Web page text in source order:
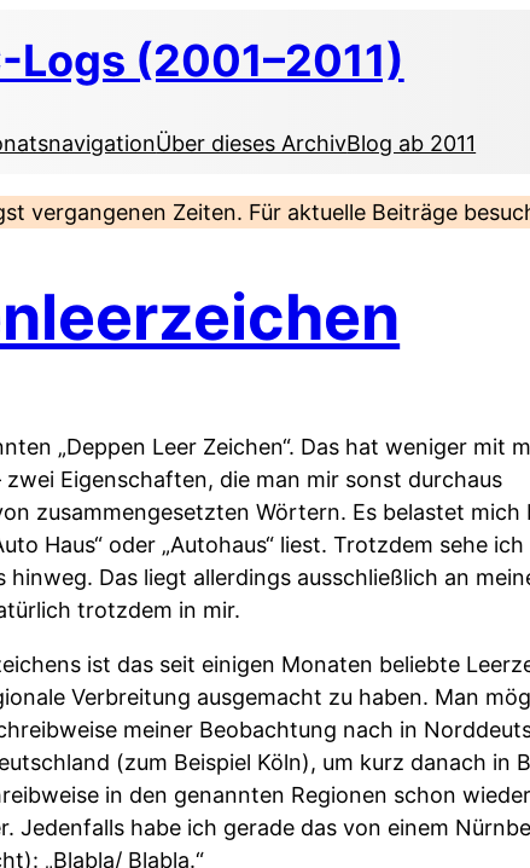
(2001–2011)
Über dieses ArchivBlog ab 2011
vergangenen Zeiten. Für aktuelle Beiträge
„Deppen Leer Zeichen“. Das hat weniger mit
Eigenschaften, die man mir sonst durchaus
zusammengesetzten Wörtern. Es belastet mich
Haus“ oder „Autohaus“ liest. Trotzdem sehe ich
Das liegt allerdings ausschließlich an
trotzdem in mir.
ist das seit einigen Monaten beliebte
Verbreitung ausgemacht zu haben. Man
meiner Beobachtung nach in
(zum Beispiel Köln), um kurz danach in
in den genannten Regionen schon
Jedenfalls habe ich gerade das von einem
„Blabla/ Blabla.“